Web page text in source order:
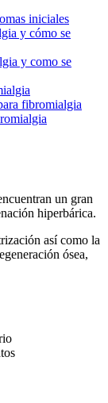
iniciales
y cómo se
y como se
fibromialgia
un gran
hiperbárica.
así como la
ósea,